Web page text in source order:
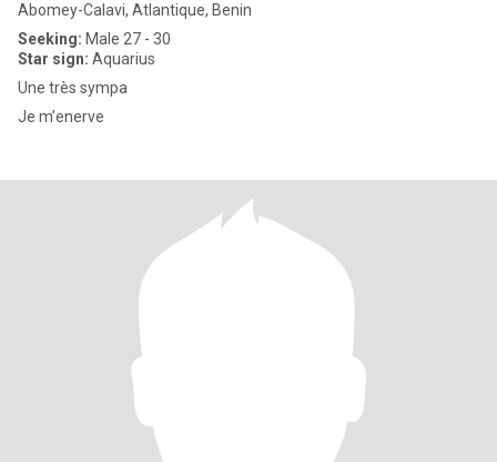
Abomey-Calavi, Atlantique, Benin
Seeking: Male 27 - 30
Star sign: Aquarius
Une très sympa
Je m’enerve